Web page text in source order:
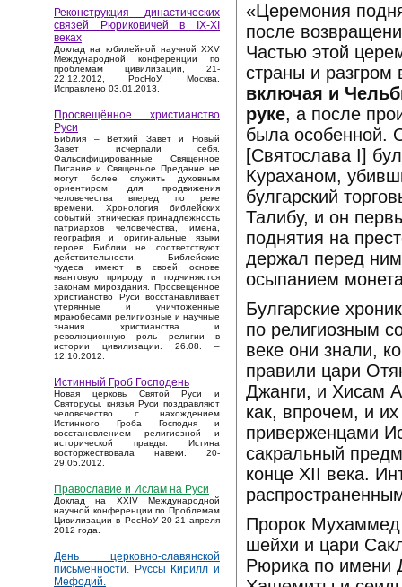
Реконструкция династических
связей Рюриковичей в IX-XI
веках
Доклад на юбилейной научной XXV
Международной конференции по
проблемам цивилизации, 21-
22.12.2012, РосНоУ, Москва.
Исправлено 03.01.2013.
Просвещённое христианство
Руси
Библия – Ветхий Завет и Новый
Завет исчерпали себя.
Фальсифицированные Священное
Писание и Священное Предание не
могут более служить духовным
ориентиром для продвижения
человечества вперед по реке
времени. Хронология библейских
событий, этническая принадлежность
патриархов человечества, имена,
география и оригинальные языки
героев Библии не соответствуют
действительности. Библейские
чудеса имеют в своей основе
квантовую природу и подчиняются
законам мироздания. Просвещенное
христианство Руси восстанавливает
утерянные и уничтоженные
мракобесами религиозные и научные
знания христианства и
революционную роль религии в
истории цивилизации. 26.08. –
12.10.2012.
Истинный Гроб Господень
Новая церковь Святой Руси и
Святорусы, князья Руси поздравляют
человечество с нахождением
Истинного Гроба Господня и
восстановлением религиозной и
исторической правды. Истина
восторжествовала навеки. 20-
29.05.2012.
Православие и Ислам на Руси
Доклад на XXIV Международной
научной конференции по Проблемам
Цивилизации в РосНоУ 20-21 апреля
2012 года.
День церковно-славянской
письменности. Руссы Кирилл и
Мефодий.
«Церемония
после
Частью этой
страны и разгром
включая и
руке, а после
была особенной.
[Святослава I]
Кураханом,
булгарский
Талибу, и он
поднятия на
держал перед
осыпанием
Булгарские
по религиозным
веке они знали,
правили цари
Джанги, и Хисам
как, впрочем, и
приверженцами
сакральный
конце XII века.
Пророк
шейхи и цари
Рюрика по имени